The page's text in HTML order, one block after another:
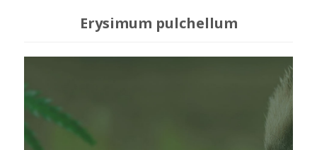
Erysimum pulchellum